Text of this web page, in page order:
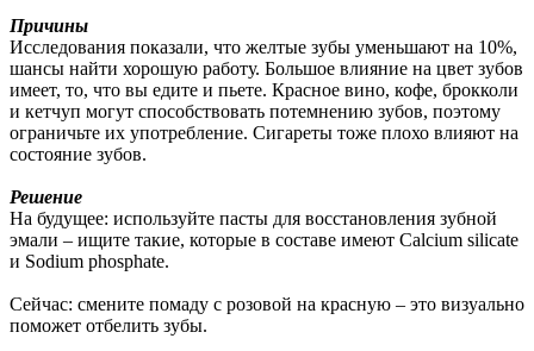
Причины
Исследования показали, что желтые зубы уменьшают на 10%,
шансы найти хорошую работу. Большое влияние на цвет зубов
имеет, то, что вы едите и пьете. Красное вино, кофе, брокколи
и кетчуп могут способствовать потемнению зубов, поэтому
ограничьте их употребление. Сигареты тоже плохо влияют на
состояние зубов.
Решение
На будущее: используйте пасты для восстановления зубной
эмали – ищите такие, которые в составе имеют Calcium silicate
и Sodium phosphate.
Сейчас: смените помаду с розовой на красную – это визуально
поможет отбелить зубы.